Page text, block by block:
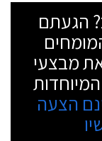
הגעתם
את מבצעי
הצעה